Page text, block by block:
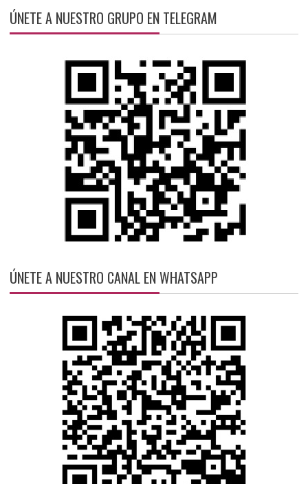
ÚNETE A NUESTRO GRUPO EN TELEGRAM
ÚNETE A NUESTRO CANAL EN WHATSAPP